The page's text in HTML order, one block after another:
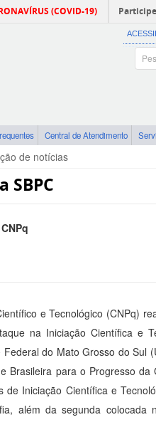
(COVID-19) Participe
Central de Atendimento
de notícias
SBPC
e Tecnológico (CNPq)
na Iniciação Científica e
do Mato Grosso do Sul
Brasileira para o Progresso
Iniciação Científica e
além da segunda colocada